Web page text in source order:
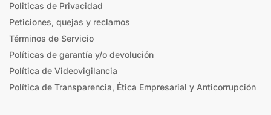
Politicas de Privacidad
Peticiones, quejas y reclamos
Términos de Servicio
Políticas de garantía y/o devolución
Política de Videovigilancia
Política de Transparencia, Ética Empresarial y Anticorrupción